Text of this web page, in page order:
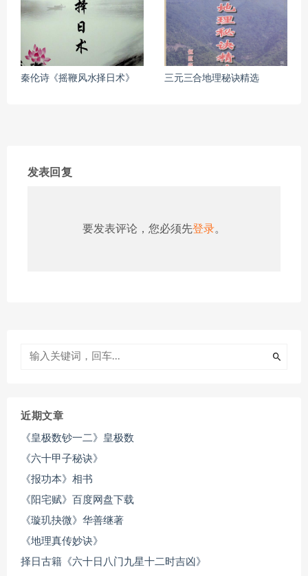
秦伦诗《摇鞭风水择日术》 三元三合地理秘诀精选
发表回复
要发表评论，您必须先登录。
近期文章
《皇极数钞一二》皇极数
《六十甲子秘诀》
《报功本》相书
《阳宅赋》百度网盘下载
《璇玑抉微》华善继著
《地理真传妙诀》
择日古籍《六十日八门九星十二时吉凶》